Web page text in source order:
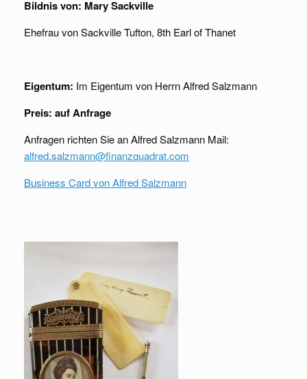
Bildnis von: Mary Sackville
Ehefrau von Sackville Tufton, 8th Earl of Thanet
Eigentum: Im Eigentum von Herrn Alfred Salzmann
Preis: auf Anfrage
Anfragen richten Sie an Alfred Salzmann Mail:
alfred.salzmann@finanzquadrat.com
Business Card von Alfred Salzmann